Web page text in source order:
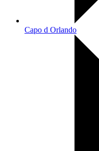
Capo d Orlando